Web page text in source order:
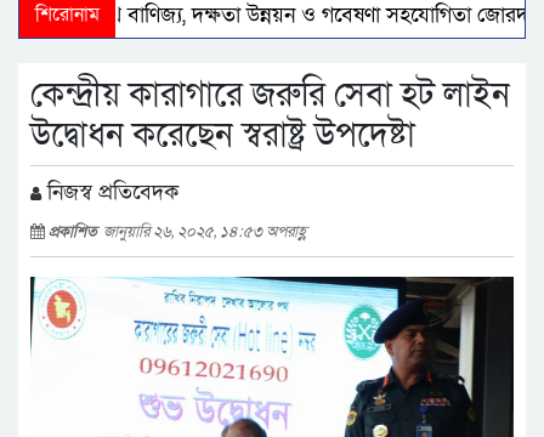
শিরোনাম
সাথে বাণিজ্য, দক্ষতা উন্নয়ন ও গবেষণা সহযোগিতা জোরদারে
কেন্দ্রীয় কারাগারে জরুরি সেবা হট লাইন
উদ্বোধন করেছেন স্বরাষ্ট্র উপদেষ্টা
নিজস্ব প্রতিবেদক
প্রকাশিত জানুয়ারি ২৬, ২০২৫, ১৪:৫৩ অপরাহ্ণ